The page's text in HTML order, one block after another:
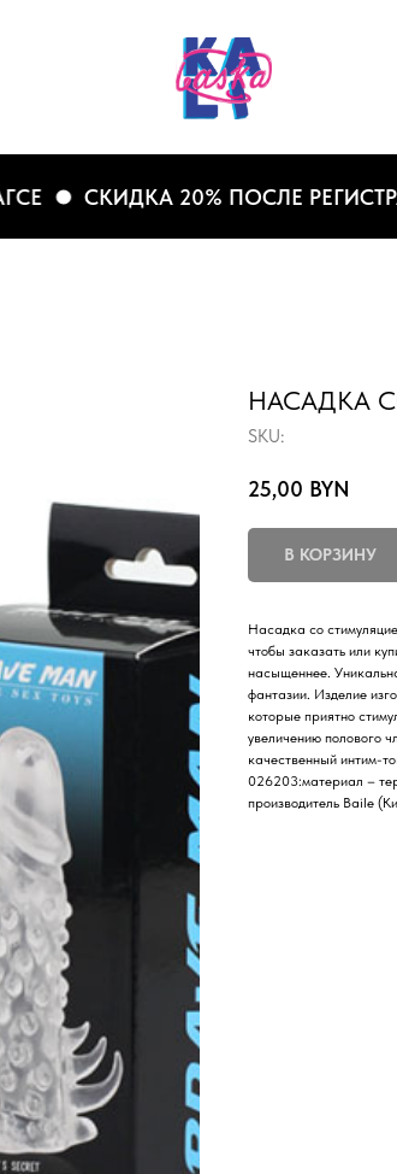
СКИДКА 20% ПОСЛЕ
НАСАДКА
SKU:
25,00 BYN
В КОРЗИНУ
Насадка со
чтобы заказать или
насыщеннее.
фантазии. Изделие
которые приятно
увеличению полового
качественный интим-
026203:материал –
производитель Baile